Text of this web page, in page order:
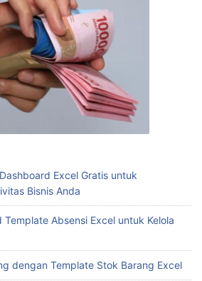
Excel Gratis untuk
Bisnis Anda
Absensi Excel untuk Kelola
dengan Template Stok Barang Excel